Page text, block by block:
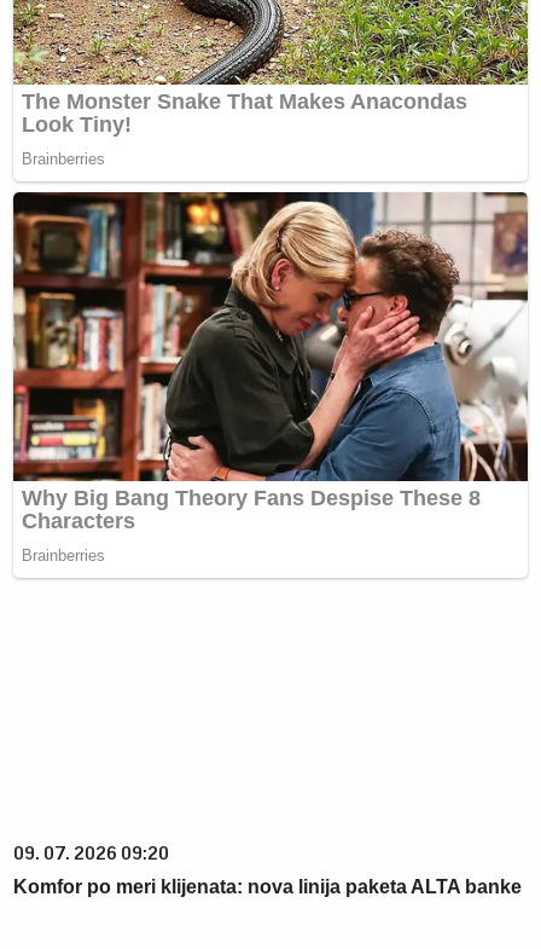
09. 07. 2026 09:20
Komfor po meri klijenata: nova linija paketa ALTA banke